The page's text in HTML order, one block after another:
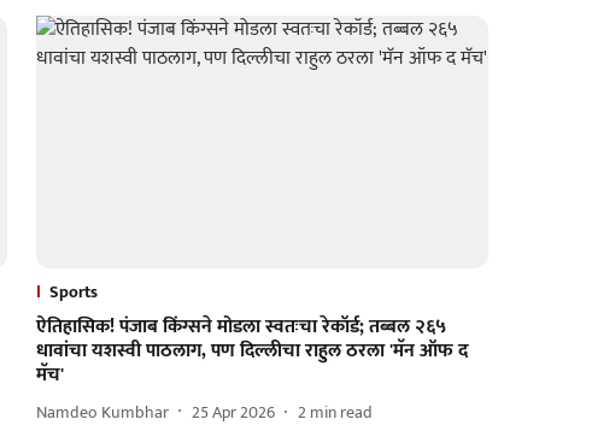
Sports
ऐतिहासिक! पंजाब किंग्सने मोडला स्वतःचा रेकॉर्ड; तब्बल २६५
धावांचा यशस्वी पाठलाग, पण दिल्लीचा राहुल ठरला 'मॅन ऑफ द
मॅच'
Namdeo Kumbhar 25 Apr 2026 2min read